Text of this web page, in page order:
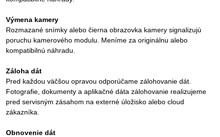
Výmena kamery
Rozmazané snímky alebo čierna obrazovka kamery signalizujú
poruchu kamerového modulu. Meníme za originálnu alebo
kompatibilnú náhradu.
Záloha dát
Pred každou väčšou opravou odporúčame zálohovanie dát.
Fotografie, dokumenty a aplikačné dáta zálohovanie realizujeme
pred servisným zásahom na externé úložisko alebo cloud
zákazníka.
Obnovenie dát